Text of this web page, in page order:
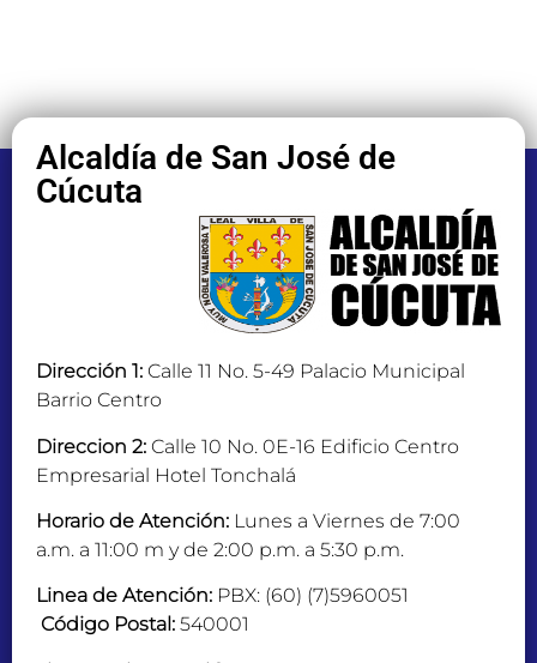
Alcaldía de San José de
Cúcuta
Dirección 1: Calle 11 No. 5-49 Palacio Municipal
Barrio Centro
Direccion 2: Calle 10 No. 0E-16 Edificio Centro
Empresarial Hotel Tonchalá
Horario de Atención: Lunes a Viernes de 7:00
a.m. a 11:00 m y de 2:00 p.m. a 5:30 p.m.
Linea de Atención: PBX: (60) (7)5960051
Código Postal: 540001